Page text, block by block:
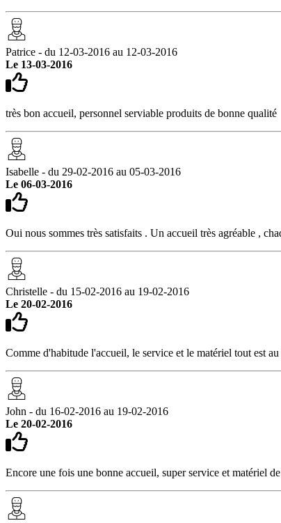
Patrice - du 12-03-2016 au 12-03-2016
Le 13-03-2016
très bon accueil, personnel serviable produits de bonne qualité
Isabelle - du 29-02-2016 au 05-03-2016
Le 06-03-2016
Oui nous sommes très satisfaits . Un accueil très agréable ,
Christelle - du 15-02-2016 au 19-02-2016
Le 20-02-2016
Comme d'habitude l'accueil, le service et le matériel tout est
John - du 16-02-2016 au 19-02-2016
Le 20-02-2016
Encore une fois une bonne accueil, super service et matériel